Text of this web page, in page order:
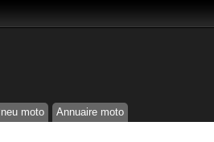
moto Annuaire moto